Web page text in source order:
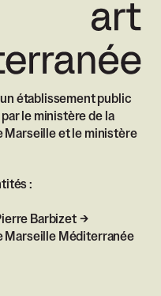
établissement public
le ministère de la
Marseille et le ministère
:
Barbizet
Marseille Méditerranée